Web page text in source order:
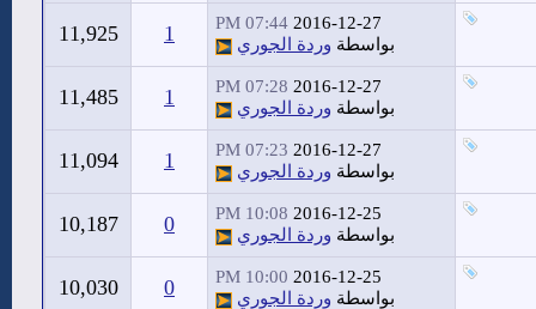
2016-12-27
07:44 PM
بواسطة وردة الجوري 1
11,925
2016-12-27
07:28 PM
بواسطة وردة الجوري 1
11,485
2016-12-27
07:23 PM
بواسطة وردة الجوري 1
11,094
2016-12-25
10:08 PM
بواسطة وردة الجوري 0
10,187
2016-12-25
10:00 PM
بواسطة وردة الجوري 0
10,030